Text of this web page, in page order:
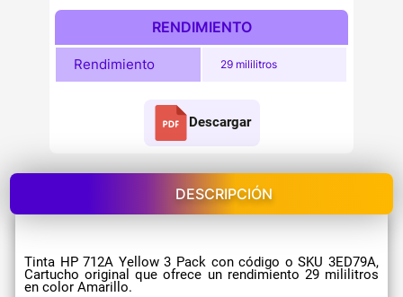
RENDIMIENTO
Rendimiento 29 mililitros
Descargar
DESCRIPCIÓN
Tinta HP 712A Yellow 3 Pack con código o SKU 3ED79A,
Cartucho original que ofrece un rendimiento 29 mililitros
en color Amarillo.